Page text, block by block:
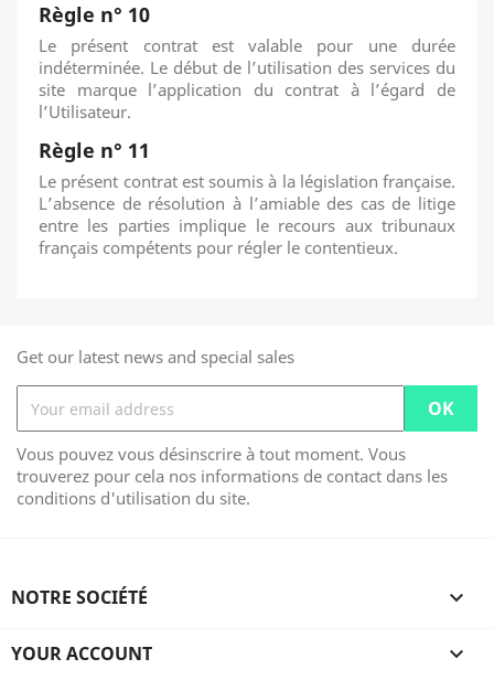
Règle n° 10
Le présent contrat est valable pour une durée
indéterminée. Le début de l’utilisation des services du
site marque l’application du contrat à l’égard de
l’Utilisateur.
Règle n° 11
Le présent contrat est soumis à la législation française.
L’absence de résolution à l’amiable des cas de litige
entre les parties implique le recours aux tribunaux
français compétents pour régler le contentieux.
Get our latest news and special sales
Vous pouvez vous désinscrire à tout moment. Vous
trouverez pour cela nos informations de contact dans les
conditions d'utilisation du site.
NOTRE SOCIÉTÉ 
YOUR ACCOUNT 